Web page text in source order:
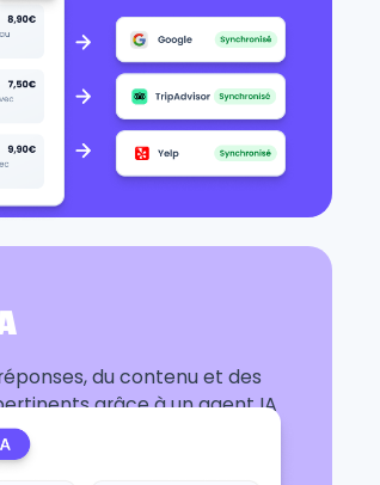
du contenu et des
grâce à un agent IA